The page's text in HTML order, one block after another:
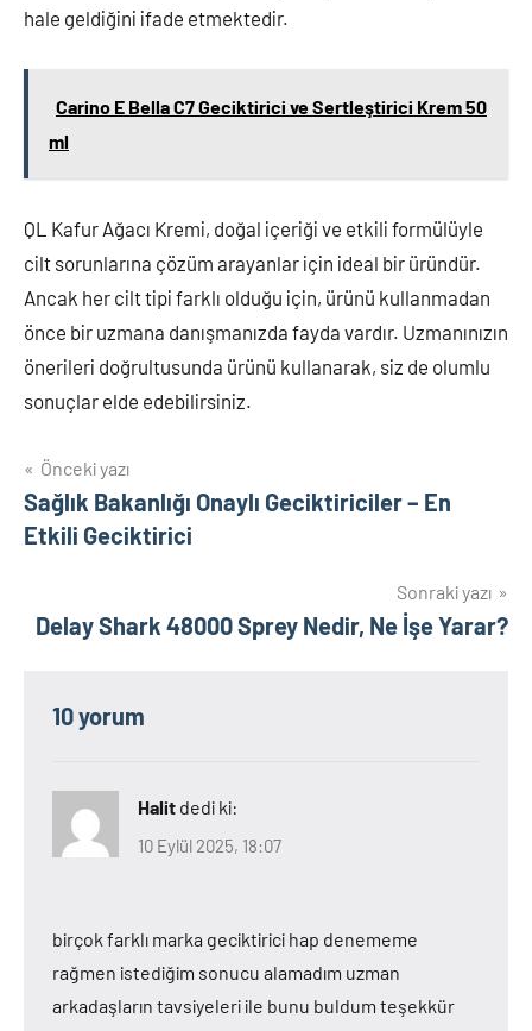
hale geldiğini ifade etmektedir.
Carino E Bella C7 Geciktirici ve Sertleştirici Krem 50
ml
QL Kafur Ağacı Kremi, doğal içeriği ve etkili formülüyle
cilt sorunlarına çözüm arayanlar için ideal bir üründür.
Ancak her cilt tipi farklı olduğu için, ürünü kullanmadan
önce bir uzmana danışmanızda fayda vardır. Uzmanınızın
önerileri doğrultusunda ürünü kullanarak, siz de olumlu
sonuçlar elde edebilirsiniz.
Yazı
gezinmesi
Önceki yazı
Sağlık Bakanlığı Onaylı Geciktiriciler – En
Etkili Geciktirici
Sonraki yazı
Delay Shark 48000 Sprey Nedir, Ne İşe Yarar?
10 yorum
Halit dedi ki:
10 Eylül 2025, 18:07
birçok farklı marka geciktirici hap denememe
rağmen istediğim sonucu alamadım uzman
arkadaşların tavsiyeleri ile bunu buldum teşekkür